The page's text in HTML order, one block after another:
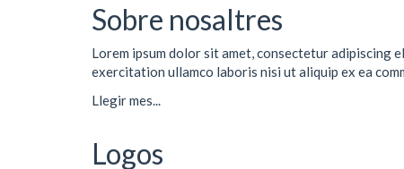
Sobre nosaltres
Lorem ipsum dolor sit amet, consectetur adipiscing
exercitation ullamco laboris nisi ut aliquip ex ea
Llegir mes...
Logos